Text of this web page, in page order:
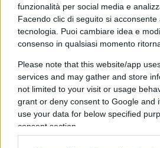
funzionalità per social media e
Facendo clic di seguito si acconsente
tecnologia. Puoi cambiare idea e
consenso in qualsiasi momento
Please note that this website/app
services and may gather and store
not limited to your visit or usage
grant or deny consent to Google and
use your data for below specified
consent section.